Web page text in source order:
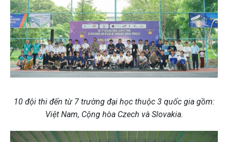
10 đội thi đến từ 7 trường đại học thuộc 3 quốc gia gồm:
Việt Nam, Cộng hòa Czech và Slovakia.